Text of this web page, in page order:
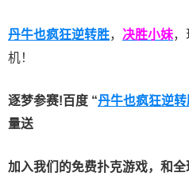
丹牛也疯狂逆转胜， 决胜小妹
机！
逐梦参赛!百度 “丹牛也疯狂逆转
量送
加入我们的免费扑克游戏，和全